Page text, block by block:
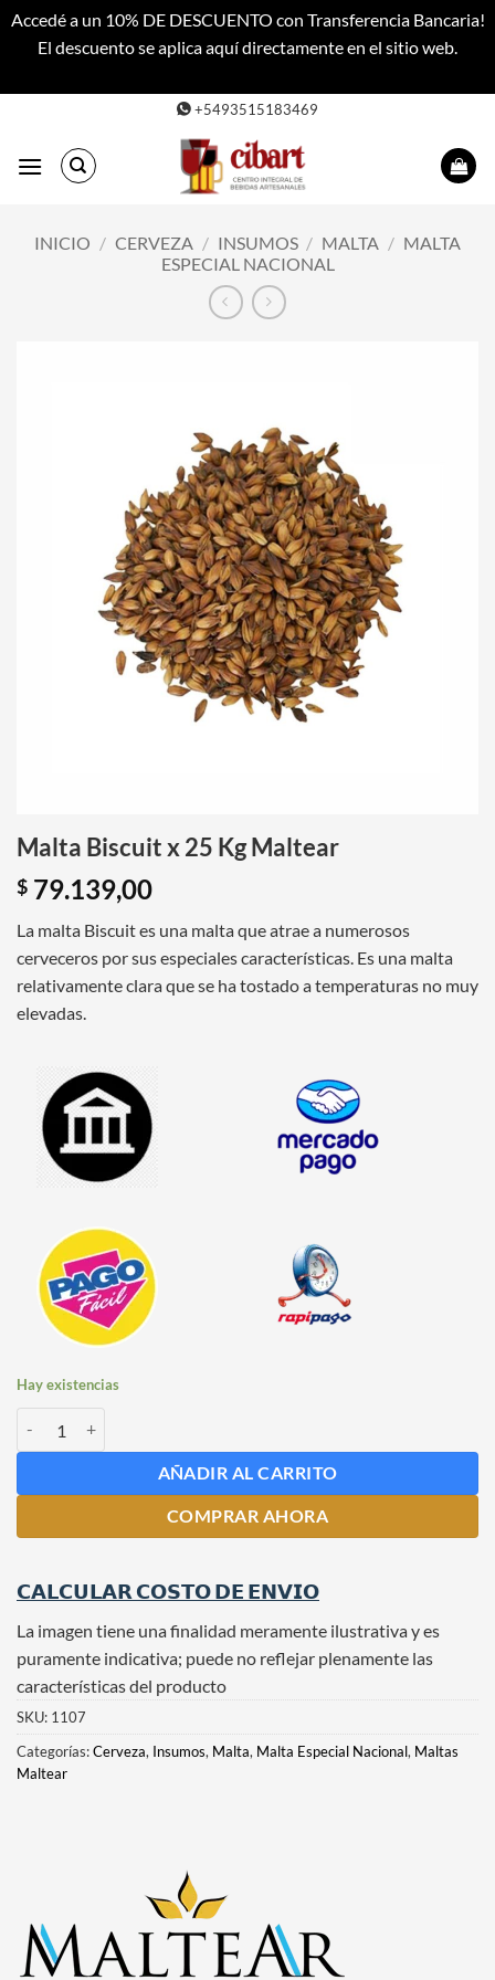
Accedé a un 10% DE DESCUENTO con Transferencia Bancaria!
El descuento se aplica aquí directamente en el sitio web.
contenido
+5493515183469
INICIO / CERVEZA / INSUMOS / MALTA / MALTA
ESPECIAL NACIONAL
Malta Biscuit x 25 Kg Maltear
$ 79.139,00
La malta Biscuit es una malta que atrae a numerosos
cerveceros por sus especiales características. Es una malta
relativamente clara que se ha tostado a temperaturas no muy
elevadas.
Hay existencias
AÑADIR AL CARRITO
COMPRAR AHORA
𝗖𝗔𝗟𝗖𝗨𝗟𝗔𝗥 𝗖𝗢𝗦𝗧𝗢 𝗗𝗘 𝗘𝗡𝗩𝗜𝗢
La imagen tiene una finalidad meramente ilustrativa y es
puramente indicativa; puede no reflejar plenamente las
características del producto
SKU: 1107
Categorías:Cerveza, Insumos, Malta, Malta Especial Nacional, Maltas
Maltear